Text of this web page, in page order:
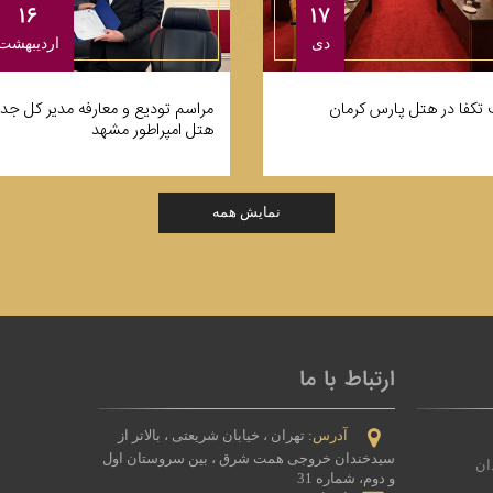
۱۶
مراسم تودیع و معارفه مدیر کل
هتل امپراطور مشهد
۱۷
دی
در هتل پارس کرمان
نمایش همه
ارتباط با ما
آدرس: تهران ، خیابان شریعتی ، بالاتر از
سیدخندان خروجی همت شرق ، بین سروستان اول
و دوم، شماره 31